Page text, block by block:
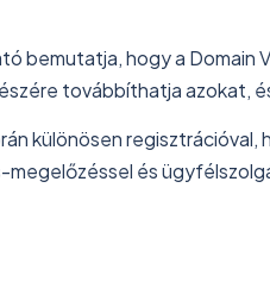
bemutatja, hogy a Domain
továbbíthatja azokat,
különösen
megelőzéssel és